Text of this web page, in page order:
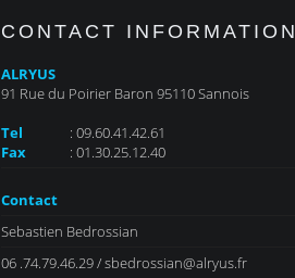
CONTACT INFORMATION
ALRYUS
91 Rue du Poirier Baron 95110 Sannois
Tel
: 09.60.41.42.61
Fax
: 01.30.25.12.40
Contact
Sebastien Bedrossian
06 .74.79.46.29 / sbedrossian@alryus.fr